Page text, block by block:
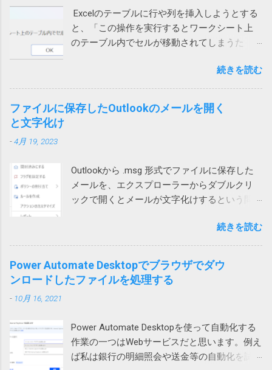
しておこうかと思います。 レジストリーとは
Windows や 各種アプリ（ソフト）は設定など
をWindowsが管理するデータベース（ファイ
ベースがレジストリーです。 ソフトをインス
ため、これが壊れるとWindowsやアプリの挙
アプリの不具合で作成や更新に失敗した 作成
や更新中にWindowsやアプリが異常終了して
中途半端になった データを保存する部品
音声通話ではなく、Teams電話を使って電話
にかけてもらったところ、これは通話ができ
ました。 もしやと思い、iPhoneのWi-Fiをオフ
にして音声通話を試してもらったところ、今
度は通話ができました。どうやら、ユーザー
らTeamsの音声通話にUPnPが必要で、問題の
やってみたけれど効果なし。 海外サイトで
Windows cannot complete the extraction. The
destination file could not be created. などで検
暮れつつ、ZIPファイルを右クリックして、
「すべて展開」を選んでみたところ、エラー
コード「0x80004005」が出ました。 それで検
題のZIPファイルの作成には7zipを使っていた
ので、圧縮時の設定を見てみたところ、確か
に圧縮方式がデフォルトのdeflateではなく、
BZip2になっていました。 もとのdeflateに戻し
て、再度圧縮して標準ZIP機能で開いたとこ
開けない場合には、元のツールの圧縮方式を
疑ってみる必要があります。取引先から送ら
しまった。 ちなみに、暗号化方式がZipCrypt
でないとやはりWindows 標準のZIP機能では開
けないそうです。
Excelのテーブルに行や列を挿入しようとする
と、「この操作を実行するとワークシート上
のテーブル内でセルが移動されてしまうた
メッセージが表示され、失敗する時がありま
す。 長年このエラーの原因が不明でしたが、
あるときどうしても解決する必要があって調
べたところ、ようやく原因がわかりました。
ると発生します。 図2 テーブルに行や列を追
加しようとすると、そのテーブルの範囲だけ
が拡張されます。 どういう事かというと、図1
D列のみセルが追加され、A列やE列は変化があ
りません。 そうすると、下のテーブルは、列
1、2、3だけ下にずれることになり、テーブル
が壊れてしまいます。そのため、最初のエラ
シフトしようとします。これもまた右側のテ
ーブルが壊れてしまうため、エラーが起こる
というわけです。 回避策 テーブルに行や列を
続きを読む
ファイルに保存したOutlookのメールを開く
と文字化け
-4月 19, 2023
Outlookから .msg 形式でファイルに保存した
メールを、エクスプローラーからダブルクリ
ックで開くとメールが文字化けするという問
試してみたところ、私や他の方のPCでは文字
化けせずに開けています。 問題のPCでも、
Outlookを落としてから開くと文字化けせずに
開きました。 プロセスが異なると化けないの
かもしれません。 Office（365）の修復を試み
けれど効果なし。 別のユーザープロファイル
では問題なし 問題はWindowsのローカルアカ
ウントで発生していました。 そのPCはAzure
続きを読む
Power Automate Desktopでブラウザでダウ
ンロードしたファイルを処理する
- 10月 16, 2021
Power Automate Desktopを使って自動化する
作業の一つはWebサービスだと思います。例え
ば私は銀行の明細照会や送金等の自動化を試